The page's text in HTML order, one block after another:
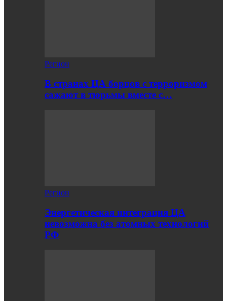
Регион
В странах ЦА борцов с терроризмом
сажают в тюрьмы вместе с…
Регион
Энергетическая интеграция ЦА
невозможна без атомных технологий
РФ